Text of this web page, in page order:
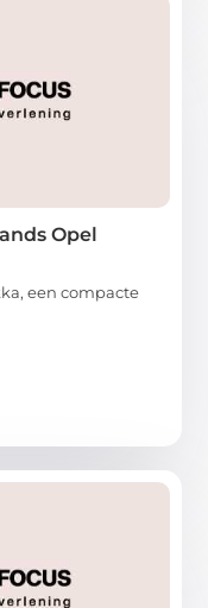
Opel
een compacte